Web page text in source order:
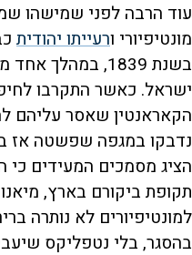
עוד הרבה לפני שמישהו
מונטיפיורי ורעייתו יהודית
בשנת 1839,
ישראל. כאשר התקרבו
הקאראנטין שאסר
נדבקו במגפה שפשטה אז
הציג מסמכים המעידים כי
תקופת ביקורם בארץ,
למונטיפיורים לא נותרה
בהסגר, בלי נטפליקס